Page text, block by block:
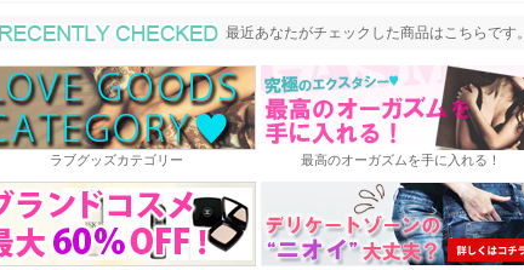
最近あなたがチェックした商品
最近あなたがチェックした商品はこちらです。
ラブグッズカテゴリー 最高のオーガズムを手に入れる！